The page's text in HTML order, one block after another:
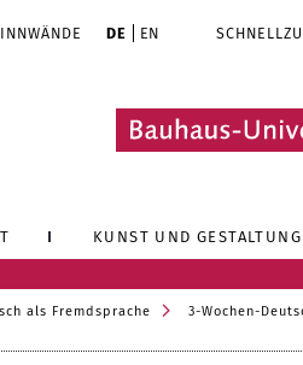
DE EN
KUNST UND GESTALTUNG
als Fremdsprache
3-Wochen-